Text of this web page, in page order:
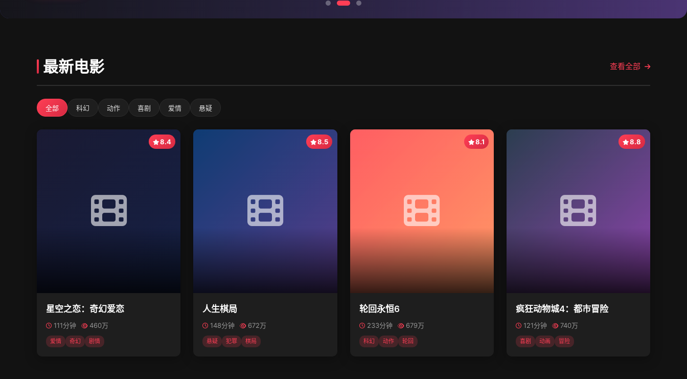
最新电影 查看全部
全部 科幻 动作 喜剧 爱情 悬疑
8.4
星空之恋：奇幻爱恋
111分钟 460万
爱情 奇幻 剧情
8.5
人生棋局
148分钟 672万
悬疑 犯罪 棋局
8.1
轮回永恒6
233分钟 679万
科幻 动作 轮回
8.8
疯狂动物城4：都市冒险
121分钟 740万
喜剧 动画 冒险